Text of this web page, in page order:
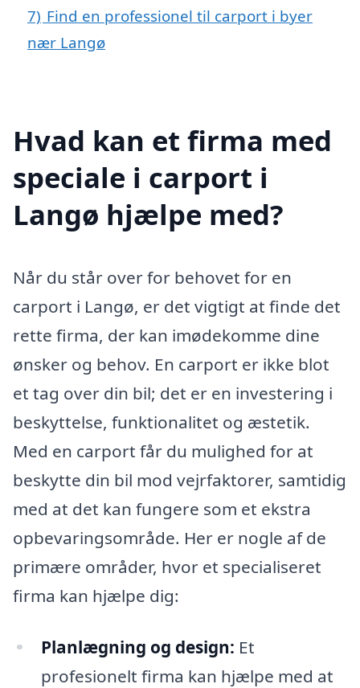
7) Find en professionel til carport i byer
nær Langø
Hvad kan et firma med
speciale i carport i
Langø hjælpe med?
Når du står over for behovet for en
carport i Langø, er det vigtigt at finde det
rette firma, der kan imødekomme dine
ønsker og behov. En carport er ikke blot
et tag over din bil; det er en investering i
beskyttelse, funktionalitet og æstetik.
Med en carport får du mulighed for at
beskytte din bil mod vejrfaktorer, samtidig
med at det kan fungere som et ekstra
opbevaringsområde. Her er nogle af de
primære områder, hvor et specialiseret
firma kan hjælpe dig:
Planlægning og design: Et
profesionelt firma kan hjælpe med at